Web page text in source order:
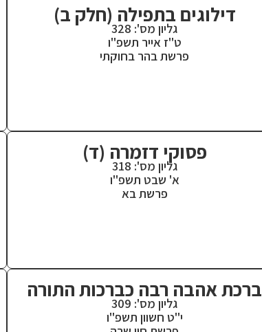
דילוגים בתפילה (חלק ב)
גליון מס': 328
ט"ז אייר תשפ"ו
פרשת בהר בחוקתי
פסוקי דזמרה (ד)
גליון מס': 318
א' שבט תשפ"ו
פרשת בא
ברכת אהבה רבה כברכות התורה
גליון מס': 309
י"ט חשוון תשפ"ו